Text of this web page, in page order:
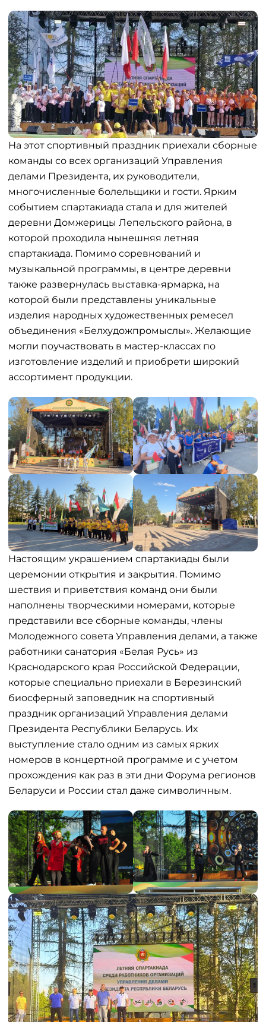
На этот спортивный праздник приехали сборные
команды со всех организаций Управления
делами Президента, их руководители,
многочисленные болельщики и гости. Ярким
событием спартакиада стала и для жителей
деревни Домжерицы Лепельского района, в
которой проходила нынешняя летняя
спартакиада. Помимо соревнований и
музыкальной программы, в центре деревни
также развернулась выставка-ярмарка, на
которой были представлены уникальные
изделия народных художественных ремесел
объединения «Белхудожпромыслы». Желающие
могли поучаствовать в мастер-классах по
изготовление изделий и приобрети широкий
ассортимент продукции.
Настоящим украшением спартакиады были
церемонии открытия и закрытия. Помимо
шествия и приветствия команд они были
наполнены творческими номерами, которые
представили все сборные команды, члены
Молодежного совета Управления делами, а также
работники санатория «Белая Русь» из
Краснодарского края Российской Федерации,
которые специально приехали в Березинский
биосферный заповедник на спортивный
праздник организаций Управления делами
Президента Республики Беларусь. Их
выступление стало одним из самых ярких
номеров в концертной программе и с учетом
прохождения как раз в эти дни Форума регионов
Беларуси и России стал даже символичным.